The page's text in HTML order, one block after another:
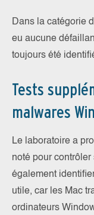
Dans la catégorie
eu aucune
toujours été
Tests
malwares
Le laboratoire a
noté pour
également
utile, car les Mac
ordinateurs